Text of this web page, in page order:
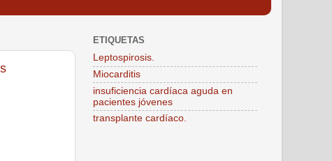
ETIQUETAS
Leptospirosis.
Miocarditis
insuficiencia cardíaca aguda en
pacientes jóvenes
transplante cardíaco.